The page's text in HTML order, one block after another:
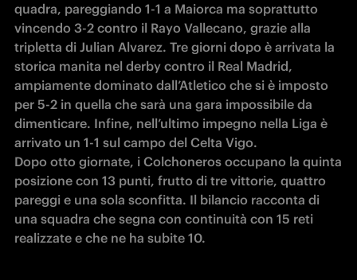
quadra, pareggiando 1-1 a Maiorca ma soprattutto
vincendo 3-2 contro il Rayo Vallecano, grazie alla
tripletta di Julian Alvarez. Tre giorni dopo è arrivata la
storica manita nel derby contro il Real Madrid,
ampiamente dominato dall’Atletico che si è imposto
per 5-2 in quella che sarà una gara impossibile da
dimenticare. Infine, nell’ultimo impegno nella Liga è
arrivato un 1-1 sul campo del Celta Vigo.
Dopo otto giornate, i Colchoneros occupano la quinta
posizione con 13 punti, frutto di tre vittorie, quattro
pareggi e una sola sconfitta. Il bilancio racconta di
una squadra che segna con continuità con 15 reti
realizzate e che ne ha subite 10.